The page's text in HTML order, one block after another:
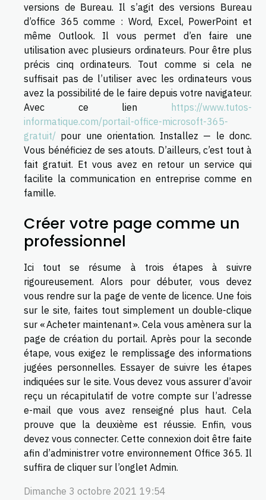
versions de Bureau. Il s’agit des versions Bureau
d’office 365 comme : Word, Excel, PowerPoint et
même Outlook. Il vous permet d’en faire une
utilisation avec plusieurs ordinateurs. Pour être plus
précis cinq ordinateurs. Tout comme si cela ne
suffisait pas de l’utiliser avec les ordinateurs vous
avez la possibilité de le faire depuis votre navigateur.
Avec ce lien https://www.tutos-
informatique.com/portail-office-microsoft-365-
gratuit/ pour une orientation. Installez — le donc.
Vous bénéficiez de ses atouts. D’ailleurs, c’est tout à
fait gratuit. Et vous avez en retour un service qui
facilite la communication en entreprise comme en
famille.
Créer votre page comme un
professionnel
Ici tout se résume à trois étapes à suivre
rigoureusement. Alors pour débuter, vous devez
vous rendre sur la page de vente de licence. Une fois
sur le site, faites tout simplement un double-clique
sur « Acheter maintenant ». Cela vous amènera sur la
page de création du portail. Après pour la seconde
étape, vous exigez le remplissage des informations
jugées personnelles. Essayer de suivre les étapes
indiquées sur le site. Vous devez vous assurer d’avoir
reçu un récapitulatif de votre compte sur l’adresse
e-mail que vous avez renseigné plus haut. Cela
prouve que la deuxième est réussie. Enfin, vous
devez vous connecter. Cette connexion doit être faite
afin d’administrer votre environnement Office 365. Il
suffira de cliquer sur l’onglet Admin.
Dimanche 3 octobre 2021 19:54